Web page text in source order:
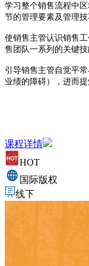
学习整个销售流程中
节的管理要素及管理
使销售主管认识销售
售团队一系列的关键
引导销售主管自觉平
业绩的障碍），进而
课程详情
HOT
国际版权
线下